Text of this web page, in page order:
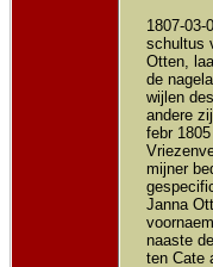
1807-03-
schultus
Otten,
de
wijlen
andere
febr
mijner
Janna
naaste
ten Cate